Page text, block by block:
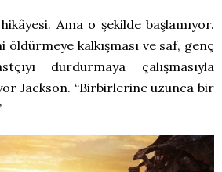
Ama o şekilde başlamıyor.
öldürmeye kalkışması ve saf, genç
durdurmaya çalışmasıyla
Jackson. “Birbirlerine uzunca bir